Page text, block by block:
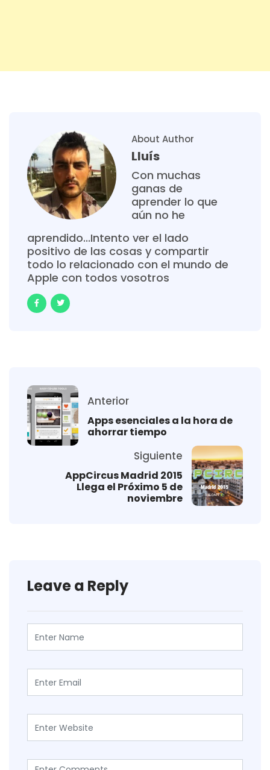
About Author
Lluís
Con muchas
ganas de
aprender lo que
aún no he
aprendido...Intento ver el lado
positivo de las cosas y compartir
todo lo relacionado con el mundo de
Apple con todos vosotros
Anterior
Apps esenciales a la hora de
ahorrar tiempo
Siguiente
AppCircus Madrid 2015
Llega el Próximo 5 de
noviembre
Leave a Reply